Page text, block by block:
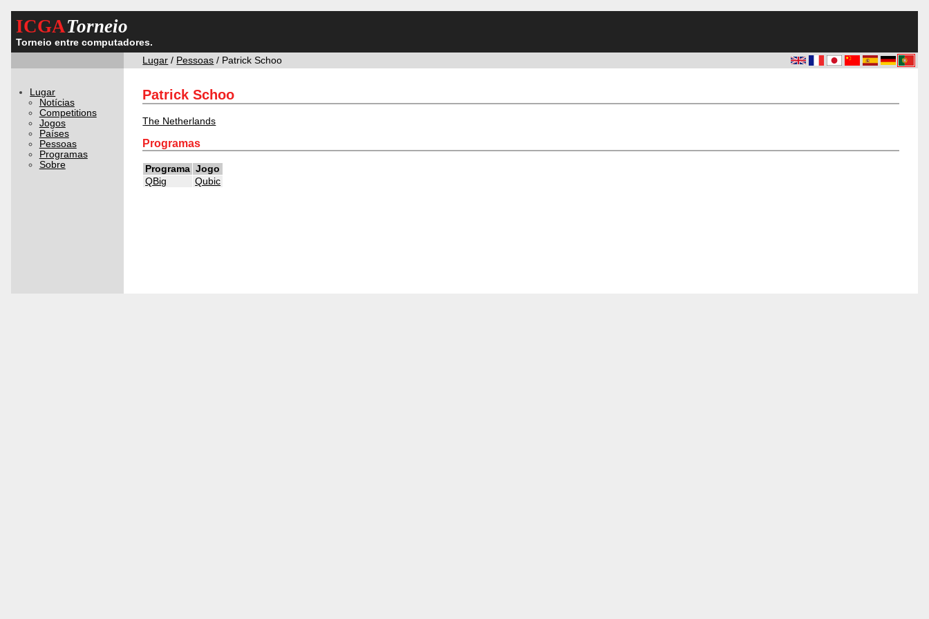
ICGATorneio
Torneio entre computadores.
Lugar / Pessoas / Patrick Schoo
Lugar
Notícias
Competitions
Jogos
Países
Pessoas
Programas
Sobre
Patrick Schoo
The Netherlands
Programas
Programa Jogo
QBig
Qubic